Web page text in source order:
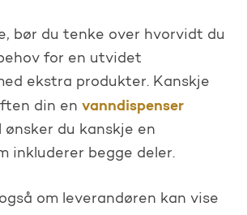
bør du tenke over hvorvidt du
for en utvidet
ekstra produkter. Kanskje
din en vanndispenser
ønsker du kanskje en
inkluderer begge deler.
om leverandøren kan vise